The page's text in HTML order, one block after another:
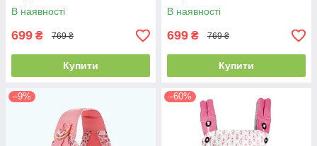
В наявності
699 ₴ 769 ₴
Купити
В наявності
699 ₴ 769 ₴
Купити
–9% –60%